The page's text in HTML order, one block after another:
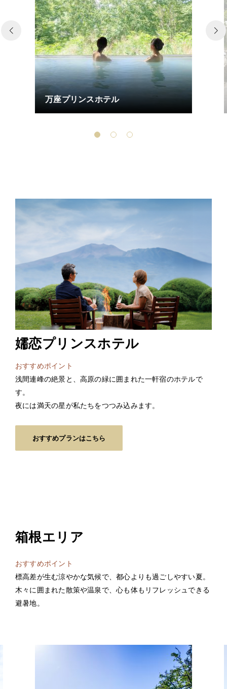
万座プリンスホテル
嬬恋プリンスホテル
おすすめポイント
浅間連峰の絶景と、高原の緑に囲まれた一軒宿のホテルで
す。
夜には満天の星が私たちをつつみ込みます。
おすすめプランはこちら
箱根エリア
おすすめポイント
標高差が生む涼やかな気候で、都心よりも過ごしやすい夏。
木々に囲まれた散策や温泉で、心も体もリフレッシュできる
避暑地。